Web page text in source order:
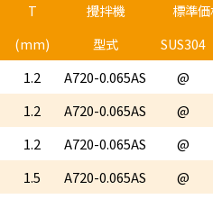
T 攪拌機 標準価
(mm) 型式 SUS304
1.2 A720-0.065AS @
1.2 A720-0.065AS @
1.2 A720-0.065AS @
1.5 A720-0.065AS @